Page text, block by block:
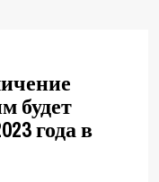
будет
года в